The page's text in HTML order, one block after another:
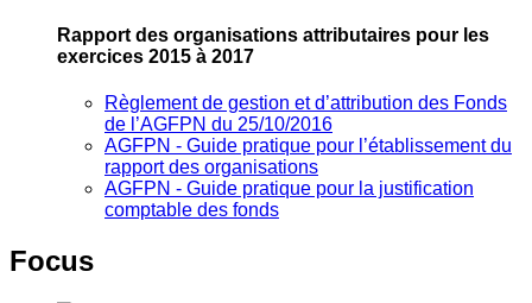
Rapport des organisations attributaires pour les
exercices 2015 à 2017
Règlement de gestion et d’attribution des Fonds
de l’AGFPN du 25/10/2016
AGFPN ‐ Guide pratique pour l’établissement du
rapport des organisations
AGFPN ‐ Guide pratique pour la justification
comptable des fonds
Focus